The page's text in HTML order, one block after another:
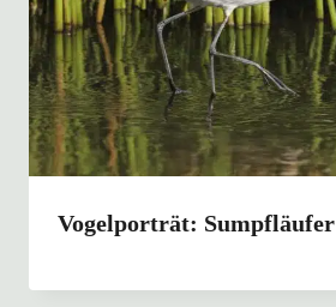
Vogelporträt: Sumpfläufer